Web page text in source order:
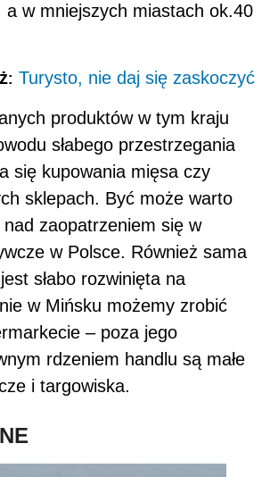
a w mniejszych miastach ok.40
Turysto, nie daj się zaskoczyć
produktów w tym kraju
słabego przestrzegania
się kupowania mięsa czy
sklepach. Być może warto
zaopatrzeniem się w
w Polsce. Również sama
słabo rozwinięta na
w Mińsku możemy zrobić
– poza jego
rdzeniem handlu są małe
i targowiska.